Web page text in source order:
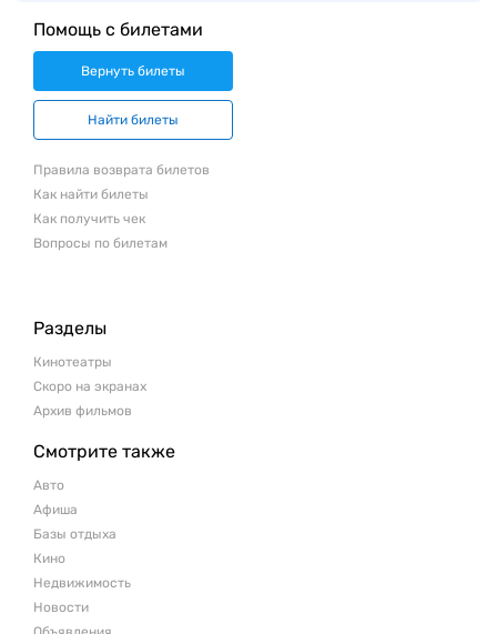
Помощь с билетами
Вернуть билеты
Найти билеты
Правила возврата билетов
Как найти билеты
Как получить чек
Вопросы по билетам
Разделы
Кинотеатры
Скоро на экранах
Архив фильмов
Смотрите также
Авто
Афиша
Базы отдыха
Кино
Недвижимость
Новости